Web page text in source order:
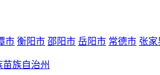
市 衡阳市 邵阳市 岳阳市 常德市 张家
族自治州